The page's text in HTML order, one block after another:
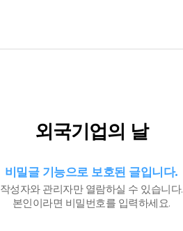
외국기업의 날
비밀글 기능으로 보호된 글입니다.
작성자와 관리자만 열람하실 수 있습니다.
본인이라면 비밀번호를 입력하세요.